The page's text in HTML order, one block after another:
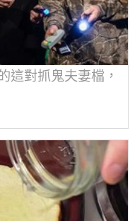
這對抓鬼夫妻檔，